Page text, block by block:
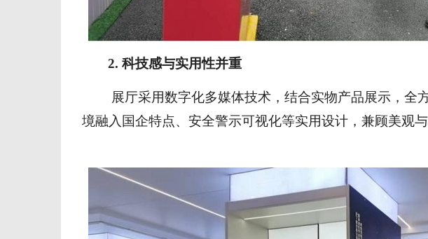
2. 科技感与实用性并重
展厅采用数字化多媒体技术，结合实物产品展示，全
境融入 国企特点、 安全警示可视化等实用设计，兼顾美观与